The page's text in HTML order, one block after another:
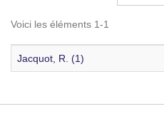
Voici les éléments 1-1
Jacquot, R. (1)